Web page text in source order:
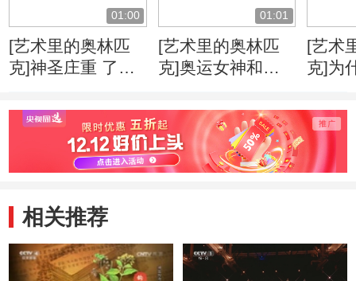
01:00
[艺术里的奥林匹
克]神圣庄重 了解
01:01
[艺术里的奥林匹
克]奥运女神和胜
[艺术
克]为
国礼？
相关推荐